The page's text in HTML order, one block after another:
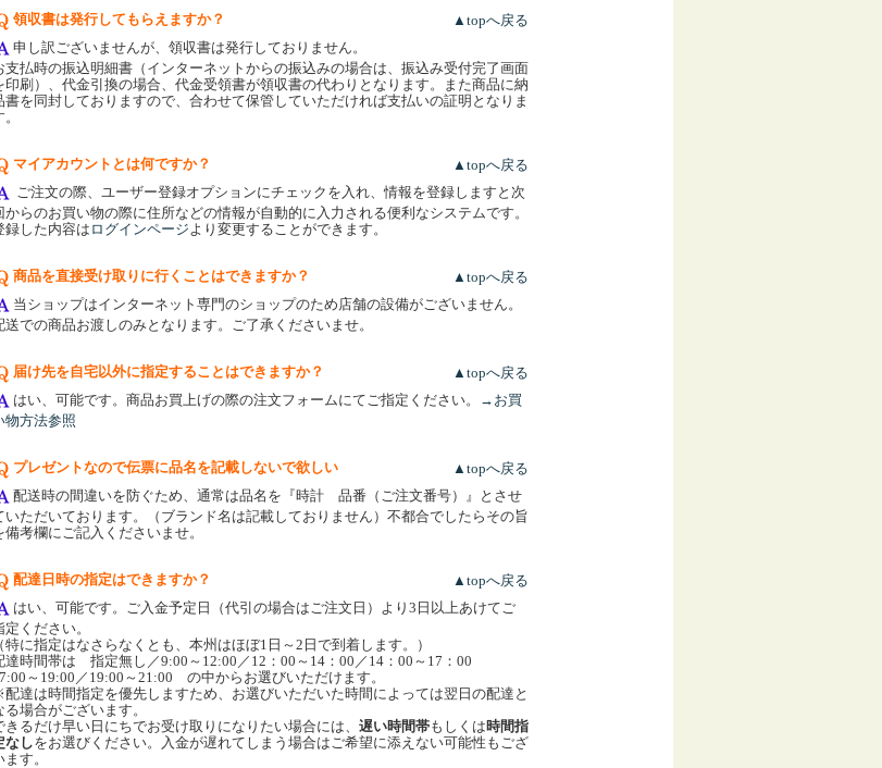
領収書は発行してもらえますか？
▲topへ戻る
申し訳ございませんが、領収書は発行しておりません。
支払時の振込明細書（インターネットからの振込みの場合は、振込み受付完了画面
印刷）、代金引換の場合、代金受領書が領収書の代わりとなります。また商品に納
書を同封しておりますので、合わせて保管していただければ支払いの証明となりま
マイアカウントとは何ですか？
▲topへ戻る
ご注文の際、ユーザー登録オプションにチェックを入れ、情報を登録しますと次
からのお買い物の際に住所などの情報が自動的に入力される便利なシステムです。
録した内容はログインページより変更することができます。
商品を直接受け取りに行くことはできますか？
▲topへ戻る
当ショップはインターネット専門のショップのため店舗の設備がございません。
送での商品お渡しのみとなります。ご了承くださいませ。
届け先を自宅以外に指定することはできますか？
▲topへ戻る
はい、可能です。商品お買上げの際の注文フォームにてご指定ください。
→お買
物方法参照
プレゼントなので伝票に品名を記載しないで欲しい
▲topへ戻る
配送時の間違いを防ぐため、通常は品名を『時計 品番（ご注文番号）』とさせ
いただいております。（ブランド名は記載しておりません）不都合でしたらその旨
備考欄にご記入くださいませ。
配達日時の指定はできますか？
▲topへ戻る
はい、可能です。ご入金予定日（代引の場合はご注文日）より3日以上あけてご
定ください。
（特に指定はなさらなくとも、本州はほぼ1日～2日で到着します。）
達時間帯は 指定無し／9:00～12:00／12：00～14：00／14：00～17：00
～19:00／19:00～21:00 の中からお選びいただけます。
達は時間指定を優先しますため、お選びいただいた時間によっては翌日の配達と
る場合がございます。
きるだけ早い日にちでお受け取りになりたい場合には、 遅い時間帯もしくは時間指
なしをお選びください。入金が遅れてしまう場合はご希望に添えない可能性もござ
ます。